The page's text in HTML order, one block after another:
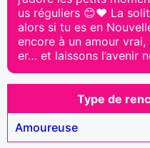
us réguliers 😊❤️ La
alors si tu es en
encore à un amour
er… et laissons l’avenir
Type de
Amoureuse